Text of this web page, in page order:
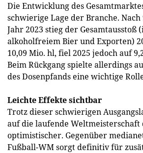
Die Entwicklung des
schwierige Lage der Branche.
Jahr 2023 stieg der Gesamtausstoß
alkoholfreiem Bier und Exporten)
10,09 Mio. hl, fiel 2025 jedoch auf
Beim Rückgang spielte allerdings
des Dosenpfands eine wichtige
Leichte Effekte sichtbar
Trotz dieser schwierigen
auf die laufende
optimistischer. Gegenüber
Fußball-WM sorgt definitiv für